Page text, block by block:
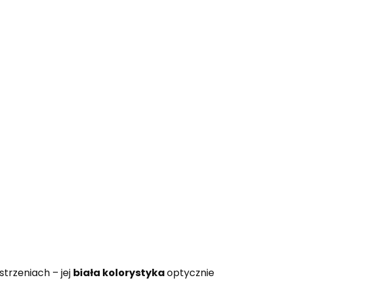
– jej biała kolorystykaoptycznie